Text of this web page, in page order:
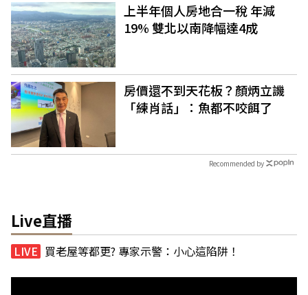
上半年個人房地合一稅 年減
19% 雙北以南降幅達4成
房價還不到天花板？顏炳立譏
「練肖話」：魚都不咬餌了
Recommended by
Live直播
買老屋等都更? 專家示警：小心這陷阱！